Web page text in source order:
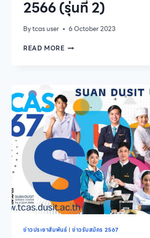
2566 (รุ่นที่ 2)
Bytcas user
6 October 2023
READ MOREประกาศ
สิทธิ์
สอบ
ข้อ
เขียน
และ
สอบ
สัมภาษณ์
เข้า
ศึกษา
ระดับ
บัณฑิต
ศึกษา
หลักสูตร
บัณฑิต
ข่าวประชาสัมพันธ์ | ข่าวรับสมัคร 2567